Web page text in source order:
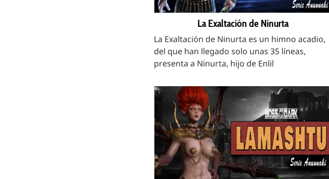
La Exaltación de Ninurta
La Exaltación de Ninurta es un himno acadio,
del que han llegado solo unas 35 líneas,
presenta a Ninurta, hijo de Enlil